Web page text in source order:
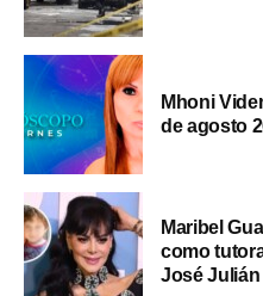
Mhoni
de agosto
Maribel
como
José Julián